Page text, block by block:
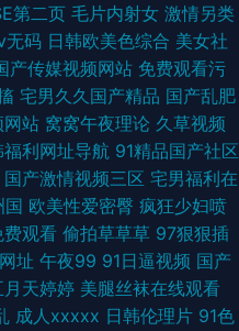
第二页 毛片内射女 激情另类
无码 日韩欧美色综合 美女社
产传媒视频网站 免费观看污
宅男久久国产精品 国产乱肥
网站 窝窝午夜理论 久草视频
福利网址导航 91精品国产社区
国产激情视频三区 宅男福利在
国 欧美性爱密臀 疯狂少妇喷
费观看 偷拍草草草 97狠狠插
址 午夜99 91日逼视频 国产
天婷婷 美腿丝袜在线观看
成人xxxxx 日韩伦理片 91色